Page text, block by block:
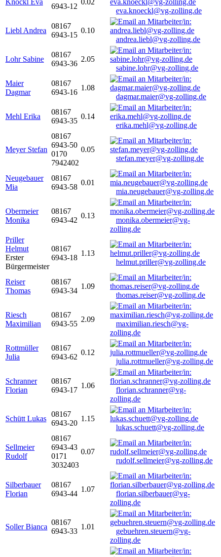
Knöckl Eva
6943-12
0.02
eva.knoeckl@vg-zolling.de
Liebl Andrea
08167
6943-15
0.10
andrea.liebl@vg-zolling.de
Lohr Sabine
08167
6943-36
2.05
sabine.lohr@vg-zolling.de
Maier
Dagmar
08167
6943-16
1.08
dagmar.maier@vg-zolling.de
Mehl Erika
08167
6943-35
0.14
erika.mehl@vg-zolling.de
Meyer Stefan
08167
6943-50
0170
7942402
0.05
stefan.meyer@vg-zolling.de
Neugebauer
Mia
08167
6943-58
0.01
mia.neugebauer@vg-zolling.de
Obermeier
Monika
08167
6943-42
0.13
monika.obermeier@vg-
zolling.de
Priller
Helmut
Erster
Bürgermeister
08167
6943-18
1.13
helmut.priller@vg-zolling.de
Reiser
Thomas
08167
6943-34
1.09
thomas.reiser@vg-zolling.de
Riesch
Maximilian
08167
6943-55
2.09
maximilian.riesch@vg-
zolling.de
Rottmüller
Julia
08167
6943-62
0.12
julia.rottmueller@vg-zolling.de
Schranner
Florian
08167
6943-17
1.06
florian.schranner@vg-
zolling.de
Schütt Lukas
08167
6943-20
1.15
lukas.schuett@vg-zolling.de
Sellmeier
Rudolf
08167
6943-43
0171
3032403
0.07
rudolf.sellmeier@vg-zolling.de
Silberbauer
Florian
08167
6943-44
1.07
florian.silberbauer@vg-
zolling.de
Soller Bianca
08167
6943-33
1.01
gebuehren.steuern@vg-
zolling.de